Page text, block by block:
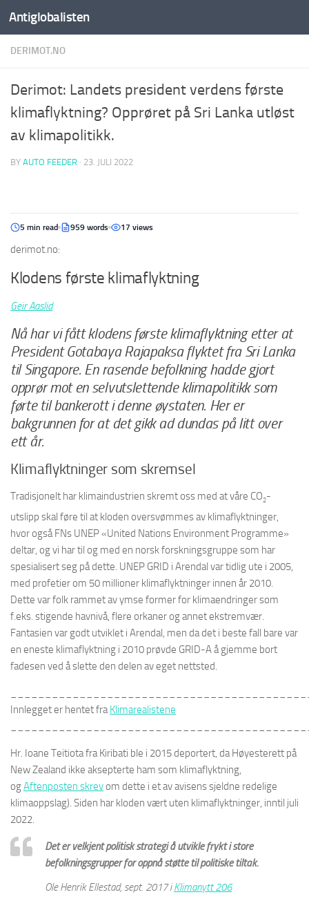
Antiglobalisten
DERIMOT.NO
Derimot: Landets president verdens første
klimaflyktning? Opprøret på Sri Lanka utløst
av klimapolitikk.
BY AUTO FEEDER · 23. JULI 2022
5 min read 959 words 17 views
derimot.no:
Klodens første klimaflyktning
Geir Aaslid
Nå har vi fått klodens første klimaflyktning etter at
President Gotabaya Rajapaksa flyktet fra Sri Lanka
til Singapore. En rasende befolkning hadde gjort
opprør mot en selvutslettende klimapolitikk som
førte til bankerott i denne øystaten. Her er
bakgrunnen for at det gikk ad dundas på litt over
ett år.
Klimaflyktninger som skremsel
Tradisjonelt har klimaindustrien skremt oss med at våre CO2-
utslipp skal føre til at kloden oversvømmes av klimaflyktninger,
hvor også FNs UNEP «United Nations Environment Programme»
deltar, og vi har til og med en norsk forskningsgruppe som har
spesialisert seg på dette. UNEP GRID i Arendal var tidlig ute i 2005,
med profetier om 50 millioner klimaflyktninger innen år 2010.
Dette var folk rammet av ymse former for klimaendringer som
f.eks. stigende havnivå, flere orkaner og annet ekstremvær.
Fantasien var godt utviklet i Arendal, men da det i beste fall bare var
en eneste klimaflyktning i 2010 prøvde GRID-A å gjemme bort
fadesen ved å slette den delen av eget nettsted.
Innlegget er hentet fraKlimarealistene
Hr. Ioane Teitiota fra Kiribati ble i 2015 deportert, da Høyesterett på
New Zealand ikke aksepterte ham som klimaflyktning,
ogAftenposten skrevom dette i et av avisens sjeldne redelige
klimaoppslag). Siden har kloden vært uten klimaflyktninger, inntil juli
2022.
Det er velkjent politisk strategi å utvikle frykt i store
befolkningsgrupper for oppnå støtte til politiske tiltak.
Ole Henrik Ellestad, sept. 2017 iKlimanytt 206